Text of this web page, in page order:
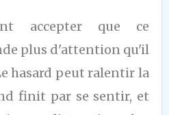
accepter que ce
plus d'attention qu'il
hasard peut ralentir la
finit par se sentir, et